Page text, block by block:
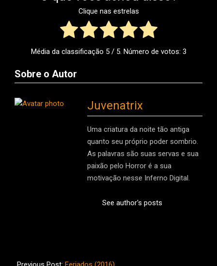
Clique nas estrelas
Média da classificação 5/ 5. Número de votos: 3
Sobre o Autor
Juvenatrix
Uma criatura da noite tão antiga
quanto seu próprio poder sombrio.
As palavras são suas servas e sua
paixão pelo Horror é a sua
motivação nesse Inferno Digital.
See author's posts
05-